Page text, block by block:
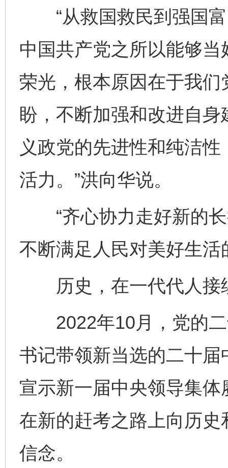
“从救国救民到强国富
中国共产党之所以能够当
荣光，根本原因在于我
盼，不断加强和改进自
义政党的先进性和纯洁
活力。”洪向华说。
“齐心协力走好新的长
不断满足人民对美好生活
历史，在一代代人接
2022年10月，党的二
书记带领新当选的二十
宣示新一届中央领导集
在新的赶考之路上向历
信念。